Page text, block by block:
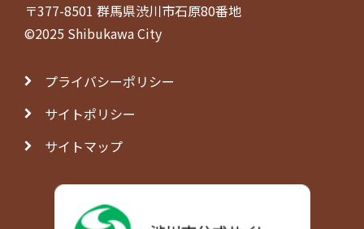
〒377-8501 群馬県渋川市石原80番地
©2025 Shibukawa City
プライバシーポリシー
サイトポリシー
サイトマップ